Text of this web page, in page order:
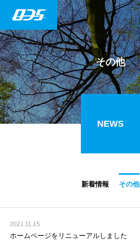
その他
NEWS
新着情報 その他
2021.11.15
ホームページをリニューアルしました